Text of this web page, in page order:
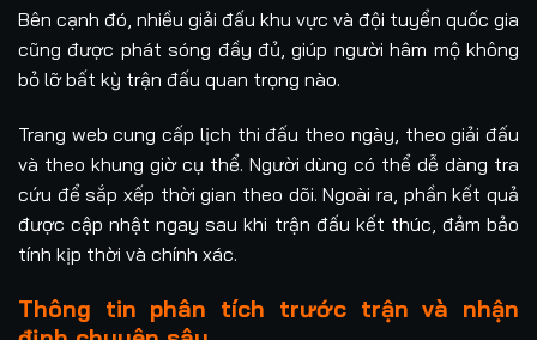
Bên cạnh đó, nhiều giải đấu khu vực và đội tuyển quốc gia
cũng được phát sóng đầy đủ, giúp người hâm mộ không
bỏ lỡ bất kỳ trận đấu quan trọng nào.
Trang web cung cấp lịch thi đấu theo ngày, theo giải đấu
và theo khung giờ cụ thể. Người dùng có thể dễ dàng tra
cứu để sắp xếp thời gian theo dõi. Ngoài ra, phần kết quả
được cập nhật ngay sau khi trận đấu kết thúc, đảm bảo
tính kịp thời và chính xác.
Thông tin phân tích trước trận và nhận